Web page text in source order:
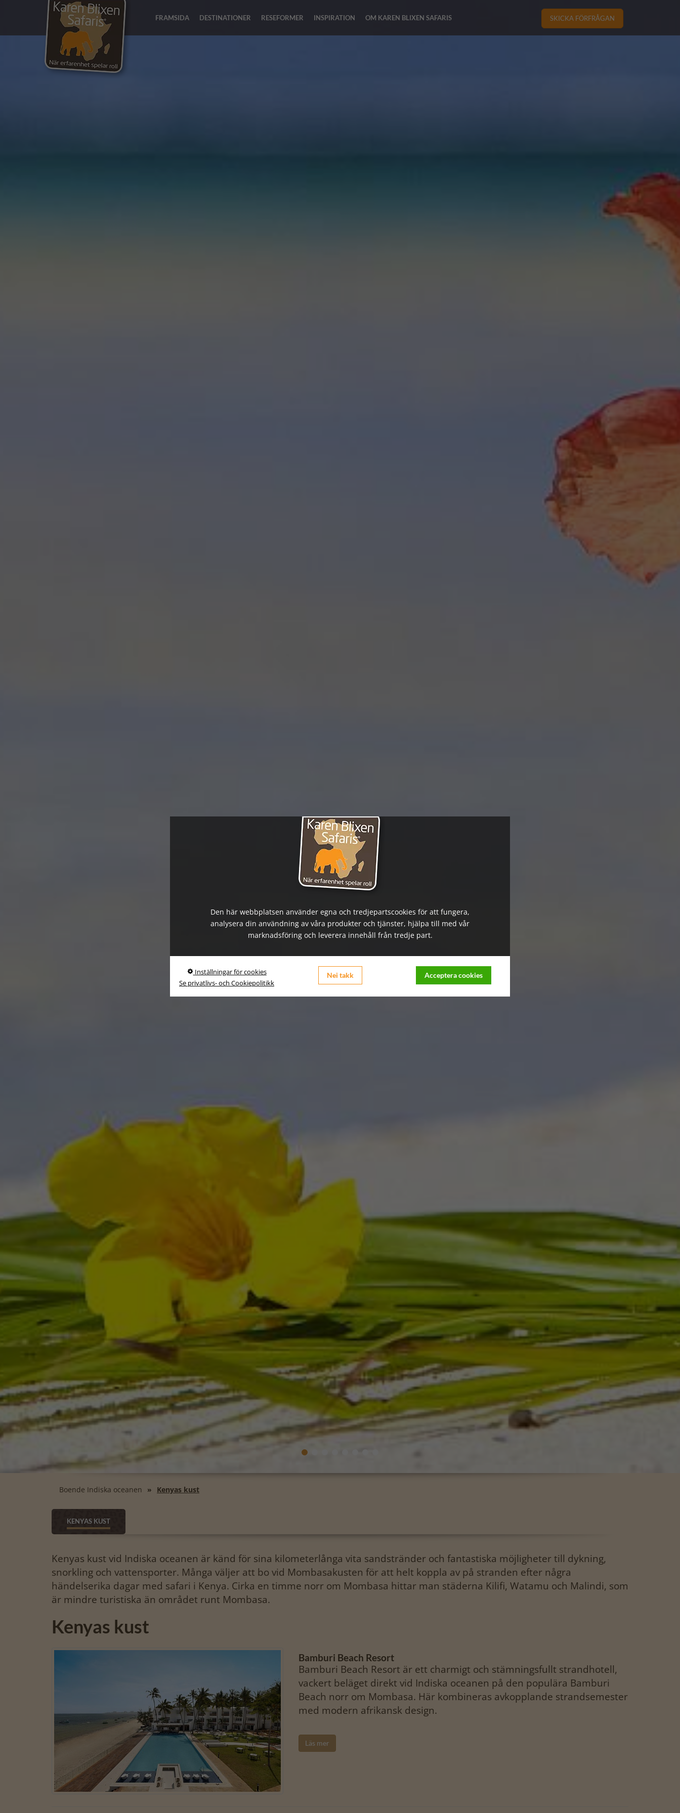
FRAMSIDA DESTINATIONER RESEFORMER INSPIRATION OM KAREN BLIXEN SAFARIS SKICKA FÖRFRÅGAN
Boende Indiska oceanen Kenyas kust
KENYAS KUST
Kenyas kust vid Indiska oceanen är känd för sina kilometerlånga vita sandstränder och fantastiska möjligheter till dykning,
snorkling och vattensporter. Många väljer att bo vid Mombasakusten för att helt koppla av på stranden efter några
händelserika dagar med safari i Kenya. Cirka en timme norr om Mombasa hittar man städerna Kilifi, Watamu och Malindi, som
är mindre turistiska än området runt Mombasa.
Kenyas kust
Bamburi Beach Resort
Bamburi Beach Resort är ett charmigt och stämningsfullt strandhotell,
vackert beläget direkt vid Indiska oceanen på den populära Bamburi
Beach norr om Mombasa. Här kombineras avkopplande strandsemester
med modern afrikansk design.
Läs mer
Den här webbplatsen använder egna och tredjepartscookies för att fungera,
analysera din användning av våra produkter och tjänster, hjälpa till med vår
marknadsföring och leverera innehåll från tredje part.
Inställningar för cookies
Se privatlivs- och Cookiepolitikk
Nei takk Acceptera cookies